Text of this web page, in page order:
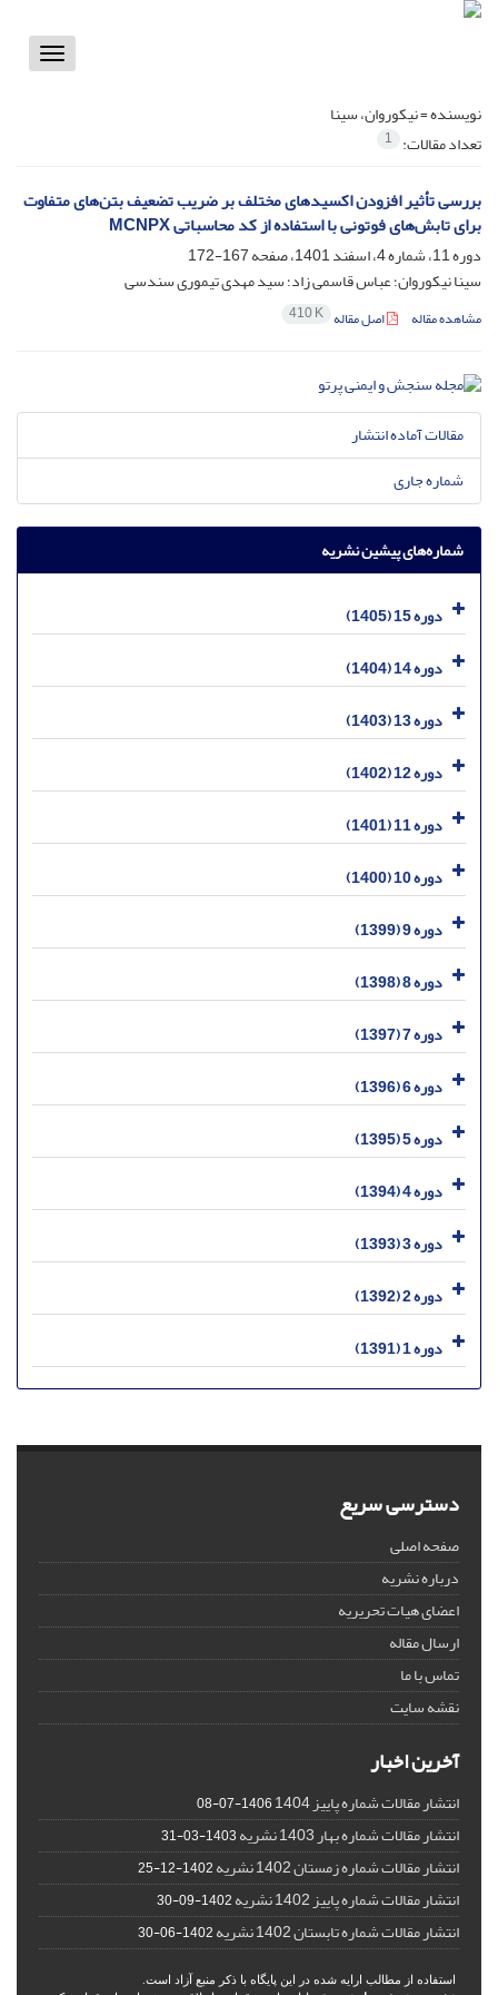
Toggle
نویسنده =نیکوروان، سینا
تعداد مقالات: 1
بررسی تأثیر افزودن اکسیدهای مختلف بر ضریب تضعیف بتن‌های متفاوت
برای تابش‌های فوتونی با استفاده از کد محاسباتی MCNPX
دوره 11، شماره 4، اسفند 1401، صفحه
167-172
سینا نیکوروان؛ عباس قاسمی زاد؛ سید مهدی تیموری سندسی
مشاهده مقاله اصل مقاله 410 K
مقالات آماده انتشار
شماره جاری
شماره‌های پیشین نشریه
دوره 15 (1405)
دوره 14 (1404)
دوره 13 (1403)
دوره 12 (1402)
دوره 11 (1401)
دوره 10 (1400)
دوره 9 (1399)
دوره 8 (1398)
دوره 7 (1397)
دوره 6 (1396)
دوره 5 (1395)
دوره 4 (1394)
دوره 3 (1393)
دوره 2 (1392)
دوره 1 (1391)
دسترسی سریع
صفحه اصلی
درباره نشریه
اعضای هیات تحریریه
ارسال مقاله
تماس با ما
نقشه سایت
آخرین اخبار
انتشار مقالات شماره پاییز 1404 1406-07-08
انتشار مقالات شماره بهار 1403 نشریه 1403-03-31
انتشار مقالات شماره زمستان 1402 نشریه 1402-12-25
انتشار مقالات شماره پاییز 1402 نشریه 1402-09-30
انتشار مقالات شماره تابستان 1402 نشریه 1402-06-30
استفاده از مطالب ارایه شده در این پایگاه با ذکر منبع آزاد است.